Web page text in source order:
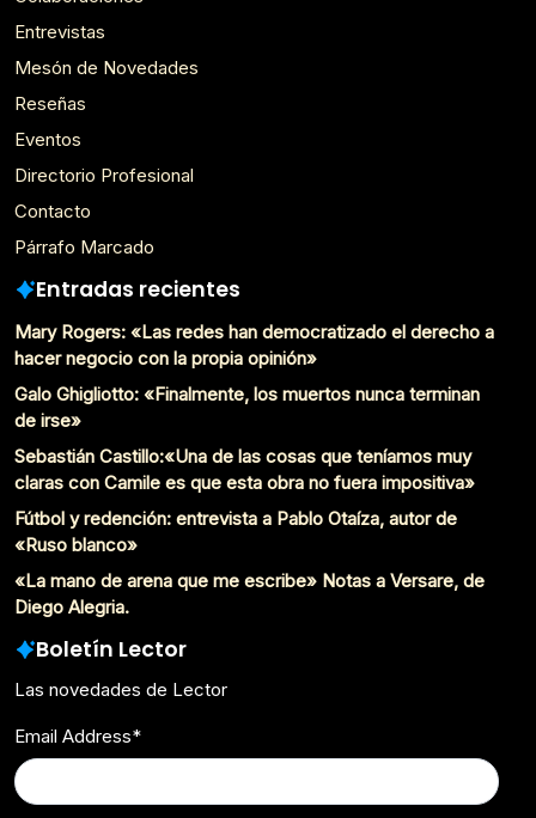
Entrevistas
Mesón de Novedades
Reseñas
Eventos
Directorio Profesional
Contacto
Párrafo Marcado
Entradas recientes
Mary Rogers: «Las redes han democratizado el derecho a
hacer negocio con la propia opinión»
Galo Ghigliotto: «Finalmente, los muertos nunca terminan
de irse»
Sebastián Castillo:«Una de las cosas que teníamos muy
claras con Camile es que esta obra no fuera impositiva»
Fútbol y redención: entrevista a Pablo Otaíza, autor de
«Ruso blanco»
«La mano de arena que me escribe» Notas a Versare, de
Diego Alegria.
Boletín Lector
Las novedades de Lector
Email Address*